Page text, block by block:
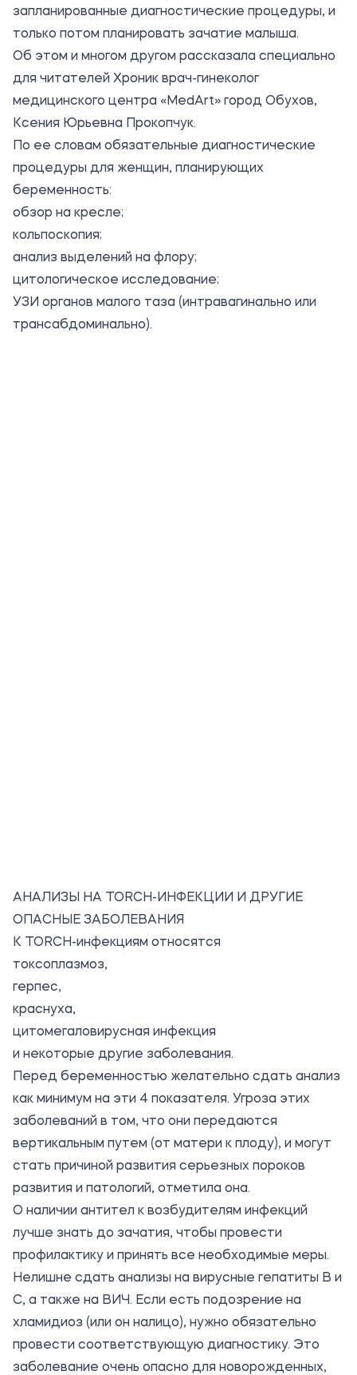
запланированные диагностические процедуры, и
только потом планировать зачатие малыша.
Об этом и многом другом рассказала специально
для читателей Хроник врач-гинеколог
медицинского центра «MedArt» город Обухов,
Ксения Юрьевна Прокопчук.
По ее словам обязательные диагностические
процедуры для женщин, планирующих
беременность:
обзор на кресле;
кольпоскопия;
анализ выделений на флору;
цитологическое исследование;
УЗИ органов малого таза (интравагинально или
трансабдоминально).
АНАЛИЗЫ НА TORCH-ИНФЕКЦИИ И ДРУГИЕ
ОПАСНЫЕ ЗАБОЛЕВАНИЯ
К TORCH-инфекциям относятся
токсоплазмоз,
герпес,
краснуха,
цитомегаловирусная инфекция
и некоторые другие заболевания.
Перед беременностью желательно сдать анализ
как минимум на эти 4 показателя. Угроза этих
заболеваний в том, что они передаются
вертикальным путем (от матери к плоду), и могут
стать причиной развития серьезных пороков
развития и патологий, отметила она.
О наличии антител к возбудителям инфекций
лучше знать до зачатия, чтобы провести
профилактику и принять все необходимые меры.
Нелишне сдать анализы на вирусные гепатиты B и
C, а также на ВИЧ. Если есть подозрение на
хламидиоз (или он налицо), нужно обязательно
провести соответствующую диагностику. Это
заболевание очень опасно для новорожденных,